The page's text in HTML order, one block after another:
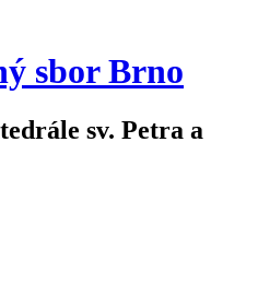
sbor Brno
sv. Petra a